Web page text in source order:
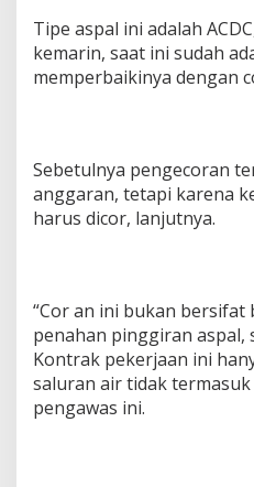
Tipe aspal ini adalah
kemarin, saat ini sudah
memperbaikinya dengan
Sebetulnya pengecoran
anggaran, tetapi karena
harus dicor, lanjutnya.
“Cor an ini bukan bersifat
penahan pinggiran aspal,
Kontrak pekerjaan ini
saluran air tidak
pengawas ini.